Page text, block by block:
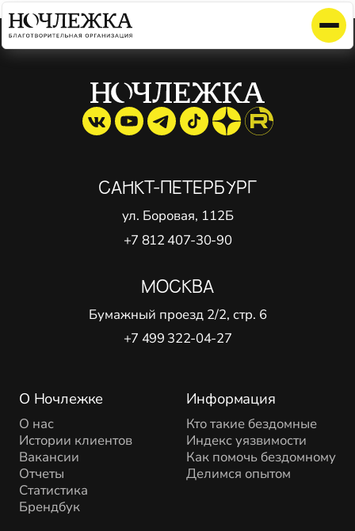
Элемент не найден!
О Ночлежке
О нас
Истории клиентов
Вакансии
Отчеты
Статистика
Брендбук
Информация
Кто такие бездомные
Индекс уязвимости
Как помочь бездомному
Делимся опытом
САНКТ-ПЕТЕРБУРГ
ул. Боровая, 112Б
+7 812 407-30-90
МОСКВА
Бумажный проезд 2/2, стр. 6
+7 499 322-04-27